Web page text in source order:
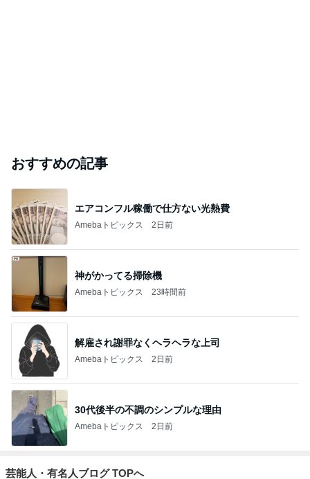
おすすめの記事
エアコンフル稼働で仕方ない光熱費
Amebaトピックス 2日前
神がかってる掃除機
Amebaトピックス 23時間前
解雇され謝罪なくヘラヘラな上司
Amebaトピックス 2日前
30代後半の不調のシンプルな理由
Amebaトピックス 2日前
芸能人・有名人ブログ TOPへ